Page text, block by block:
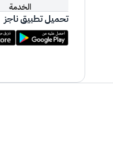
الخدمة
تحميل تطبيق ناجز